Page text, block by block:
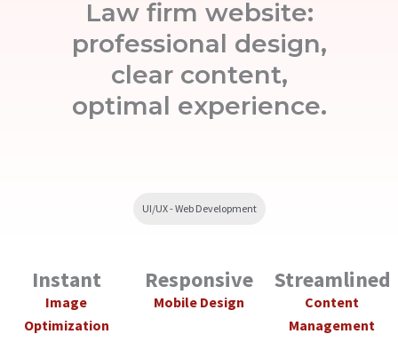
Law firm website:
professional design,
clear content,
optimal experience.
UI/UX - Web Development
Instant
Image
Optimization
Responsive
Mobile Design
Streamlined
Content
Management